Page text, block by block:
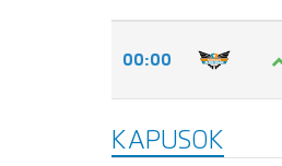
00:00
KAPUSOK